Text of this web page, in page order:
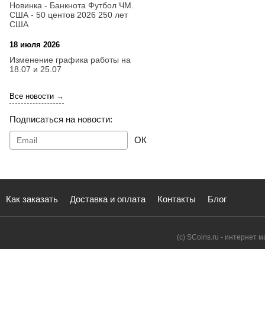
Новинка - Банкнота Футбол ЧМ.
США - 50 центов 2026 250 лет
США
18 июля 2026
Изменение графика работы на
18.07 и 25.07
Все новости →
Подписаться на новости:
ОК
Как заказать Доставка и оплата Контакты Блог
(с) SCoins.ru - интернет